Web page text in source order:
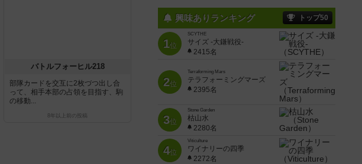
バトルフォーヒル218
部隊カードを交互に2枚づつ出し合
って、相手本部の占領を目指す、駒
の移動...
8年以上前 の投稿
興味ありランキング トップ50
1位
SCYTHE
サイズ -大鎌戦役-
2415名
2位
Terraforming Mars
テラフォーミングマーズ
2395名
3位
Stone Garden
枯山水
2280名
4位
Viticulture
ワイナリーの四季
2272名